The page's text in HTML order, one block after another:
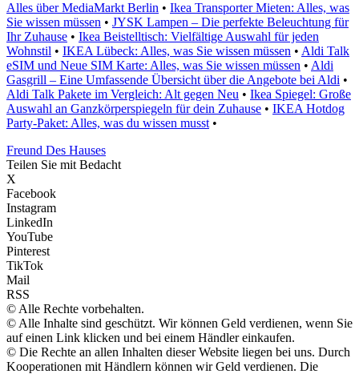
Alles über MediaMarkt Berlin • Ikea Transporter Mieten: Alles, was
Sie wissen müssen • JYSK Lampen – Die perfekte Beleuchtung für
Ihr Zuhause • Ikea Beistelltisch: Vielfältige Auswahl für jeden
Wohnstil • IKEA Lübeck: Alles, was Sie wissen müssen • Aldi Talk
eSIM und Neue SIM Karte: Alles, was Sie wissen müssen • Aldi
Gasgrill – Eine Umfassende Übersicht über die Angebote bei Aldi •
Aldi Talk Pakete im Vergleich: Alt gegen Neu • Ikea Spiegel: Große
Auswahl an Ganzkörperspiegeln für dein Zuhause • IKEA Hotdog
Party-Paket: Alles, was du wissen musst •
Freund Des Hauses
Teilen Sie mit Bedacht
X
Facebook
Instagram
LinkedIn
YouTube
Pinterest
TikTok
Mail
RSS
© Alle Rechte vorbehalten.
© Alle Inhalte sind geschützt. Wir können Geld verdienen, wenn Sie
auf einen Link klicken und bei einem Händler einkaufen.
© Die Rechte an allen Inhalten dieser Website liegen bei uns. Durch
Kooperationen mit Händlern können wir Geld verdienen. Die